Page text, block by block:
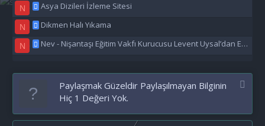
N Asya Dizileri İzleme Sitesi
N Dikmen Halı Yıkama
N Nev - Nişantaşı Eğitim Vakfı Kurucusu Levent Uysal’dan Eğitime Büyük Destek
Paylaşmak Güzeldir Paylaşılmayan Bilginin
Hiç 1 Değeri Yok.